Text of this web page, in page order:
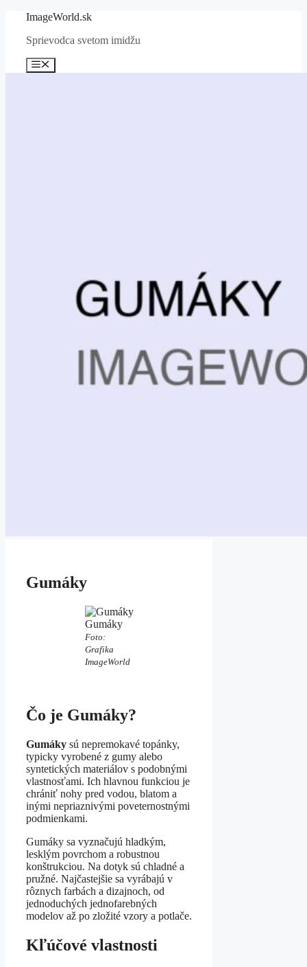
Preskočiť
obsah
ImageWorld.sk
Sprievodca svetom imidžu
Menu
Gumáky
Gumáky
Foto:
Grafika
ImageWorld
Čo je Gumáky?
Gumáky sú nepremokavé topánky,
typicky vyrobené z gumy alebo
syntetických materiálov s podobnými
vlastnosťami. Ich hlavnou funkciou je
chrániť nohy pred vodou, blatom a
inými nepriaznivými poveternostnými
podmienkami.
Gumáky sa vyznačujú hladkým,
lesklým povrchom a robustnou
konštrukciou. Na dotyk sú chladné a
pružné. Najčastejšie sa vyrábajú v
rôznych farbách a dizajnoch, od
jednoduchých jednofarebných
modelov až po zložité vzory a potlače.
Kľúčové vlastnosti